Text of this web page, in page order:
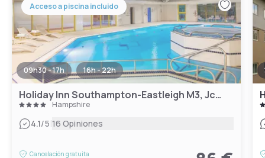
Acceso a piscina incluido
09h30 - 17h 16h - 22h
Holiday Inn Southampton-Eastleigh M3, Jct13
Hampshire
4.1/5|16 Opiniones
Cancelación gratuita